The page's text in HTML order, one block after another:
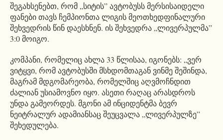
შეგახსენებთ, რომ „სიტის” ავტობუსს მერსისაიდელი
ფანები თავს ჩემპიონთა ლიგის მეოთხედფინალური
შეხვედრის წინ დაესხნენ. ის შეხვედრა „ლივერპულმა”
3:0 მოიგო.
კომპანი, რომელიც ახლა 33 წლისაა, იგონებს: „ვერ
ვიტყვი, რომ ავტობუსში მსხდომთაგან ვინმე შეშინდა,
მაგრამ მდგომარეობა, რომელშიც აღვმოჩნდით
ძალიან უსიამოვნო იყო. ასეთი რაღაც არასდროს
უნდა გამეორდეს. მგონი ამ ინციდენტმა ბევრ
ნეიტრალურ ადამიანსაც შეუცვალა „ლივერპულზე”
შეხედულება.